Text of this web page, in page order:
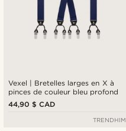
Vexel | Bretelles larges en X à
pinces de couleur bleu profond
44,90 $ CAD
TRENDHIM